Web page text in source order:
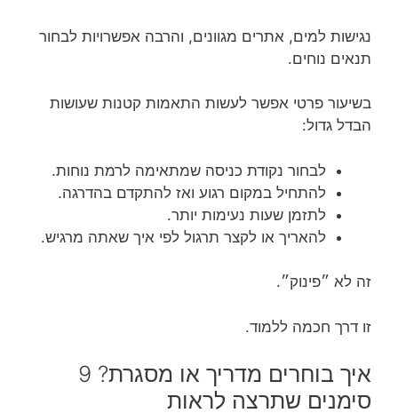
נגישות למים, אתרים מגוונים, והרבה אפשרויות לבחור
תנאים נוחים.
בשיעור פרטי אפשר לעשות התאמות קטנות שעושות
הבדל גדול:
לבחור נקודת כניסה שמתאימה לרמת נוחות.
להתחיל במקום רגוע ואז להתקדם בהדרגה.
לתזמן שעות נעימות יותר.
להאריך או לקצר תרגול לפי איך שאתה מרגיש.
זה לא ״פינוק״.
זו דרך חכמה ללמוד.
איך בוחרים מדריך או מסגרת? 9
סימנים שתרצה לראות